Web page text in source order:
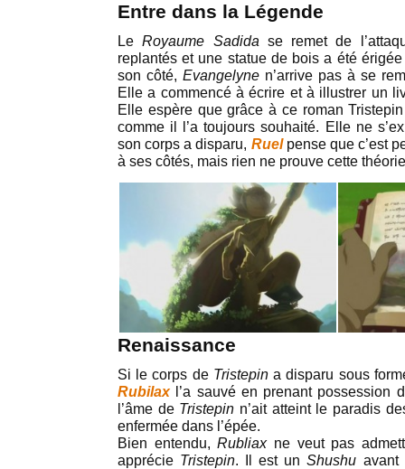
Entre dans la Légende
LeRoyaume Sadida se remet de
replantés et une statue de bois a été
son côté, Evangelyne n’arrive pas à se
Elle a commencé à écrire et à illustrer un
Elle espère que grâce à ce roman
comme il l’a toujours souhaité. Elle ne
son corps a disparu, Ruel pense que c’est
à ses côtés, mais rien ne prouve cette
Renaissance
Si le corps de Tristepina disparu sous
Rubilax l’a sauvé en prenant possession
l’âme de Tristepin n’ait atteint le paradis
enfermée dans l’épée.
Bien entendu,Rubliax ne veut pas
apprécie Tristepin. Il est unShushu avant